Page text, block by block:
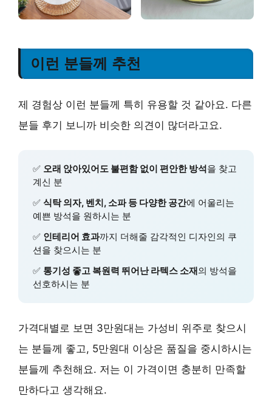
이런 분들께 추천
제 경험상 이런 분들께 특히 유용할 것 같아요. 다른
분들 후기 보니까 비슷한 의견이 많더라고요.
✅ 오래 앉아있어도 불편함 없이 편안한 방석을 찾고
계신 분
✅ 식탁 의자, 벤치, 소파 등 다양한 공간에 어울리는
예쁜 방석을 원하시는 분
✅ 인테리어 효과까지 더해줄 감각적인 디자인의 쿠
션을 찾으시는 분
✅ 통기성 좋고 복원력 뛰어난 라텍스 소재의 방석을
선호하시는 분
가격대별로 보면 3만원대는 가성비 위주로 찾으시
는 분들께 좋고, 5만원대 이상은 품질을 중시하시는
분들께 추천해요. 저는 이 가격이면 충분히 만족할
만하다고 생각해요.